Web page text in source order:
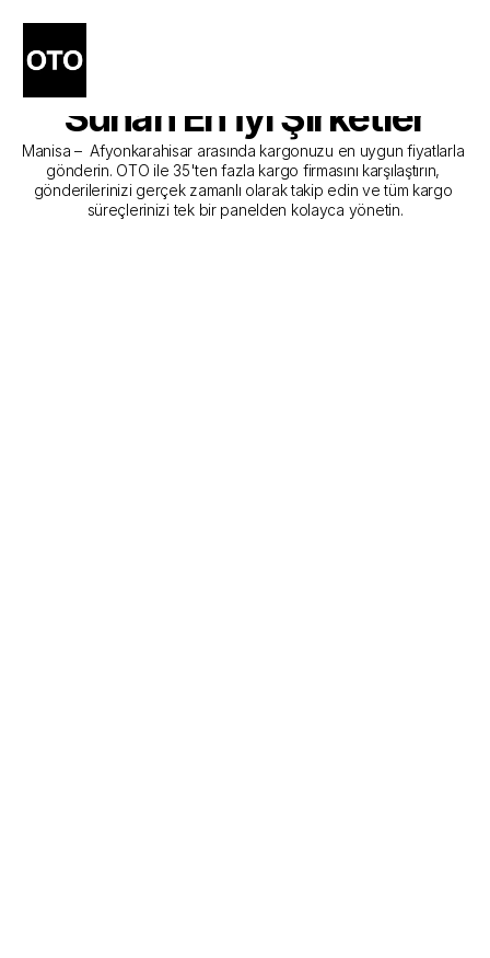
Manisa - Afyonkarahisar
Kargo Gönderim Hizmeti
Sunan En İyi Şirketler
Manisa –  Afyonkarahisar arasında kargonuzu en uygun fiyatlarla
gönderin. OTO ile 35'ten fazla kargo firmasını karşılaştırın,
gönderilerinizi gerçek zamanlı olarak takip edin ve tüm kargo
süreçlerinizi tek bir panelden kolayca yönetin.